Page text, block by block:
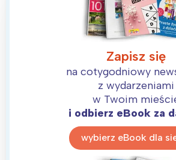
Zapisz się
na cotygodniowy
z wydarzeniami
w Twoim
i odbierz eBook za
wybierz eBook dla